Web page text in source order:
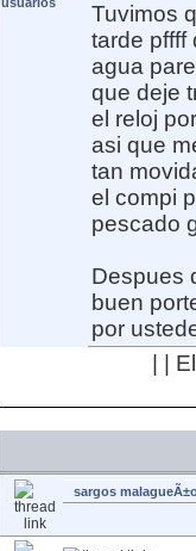
Tuvimos
tarde pffff
agua
que deje
el reloj
asi que
tan
el compi
pescado
Despues
buen
por
| |
sargos